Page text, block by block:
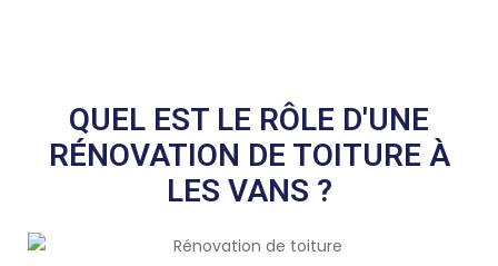
QUEL EST LE RÔLE D'UNE
RÉNOVATION DE TOITURE À
LES VANS ?